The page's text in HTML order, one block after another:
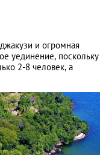
и огромная
уединение, поскольку
2-8 человек, а